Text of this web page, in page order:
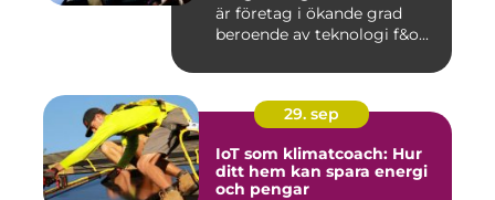
är företag i ökande grad
beroende av teknologi f&o...
29. sep
IoT som klimatcoach: Hur
ditt hem kan spara energi
och pengar